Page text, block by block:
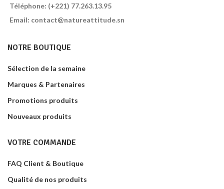
Téléphone: (+221) 77.263.13.95
Email: contact@natureattitude.sn
NOTRE BOUTIQUE
Sélection de la semaine
Marques & Partenaires
Promotions produits
Nouveaux produits
VOTRE COMMANDE
FAQ Client & Boutique
Qualité de nos produits